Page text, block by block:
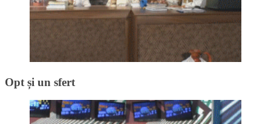
Opt și un sfert